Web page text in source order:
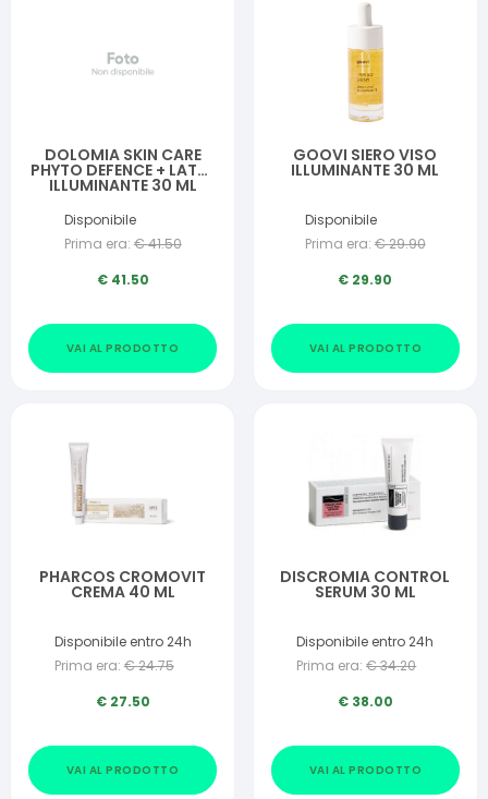
DOLOMIA SKIN CARE
PHYTO DEFENCE + LATTE
ILLUMINANTE 30 ML
Disponibile
Prima era: €41.50
€ 41.50
VAI AL PRODOTTO
GOOVI SIERO VISO
ILLUMINANTE 30 ML
Disponibile
Prima era: €29.90
€ 29.90
VAI AL PRODOTTO
PHARCOS CROMOVIT
CREMA 40 ML
Disponibile entro 24h
Prima era: €24.75
€ 27.50
VAI AL PRODOTTO
DISCROMIA CONTROL
SERUM 30 ML
Disponibile entro 24h
Prima era: €34.20
€ 38.00
VAI AL PRODOTTO